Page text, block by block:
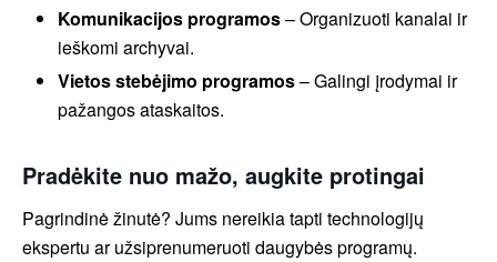
Komunikacijos programos– Organizuoti kanalai ir
ieškomi archyvai.
Vietos stebėjimo programos– Galingi įrodymai ir
pažangos ataskaitos.
Pradėkite nuo mažo, augkite protingai
Pagrindinė žinutė? Jums nereikia tapti technologijų
ekspertu ar užsiprenumeruoti daugybės programų.